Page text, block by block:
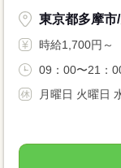
東京都多摩市
時給1,700円～
09：00〜21：
月曜日 火曜日